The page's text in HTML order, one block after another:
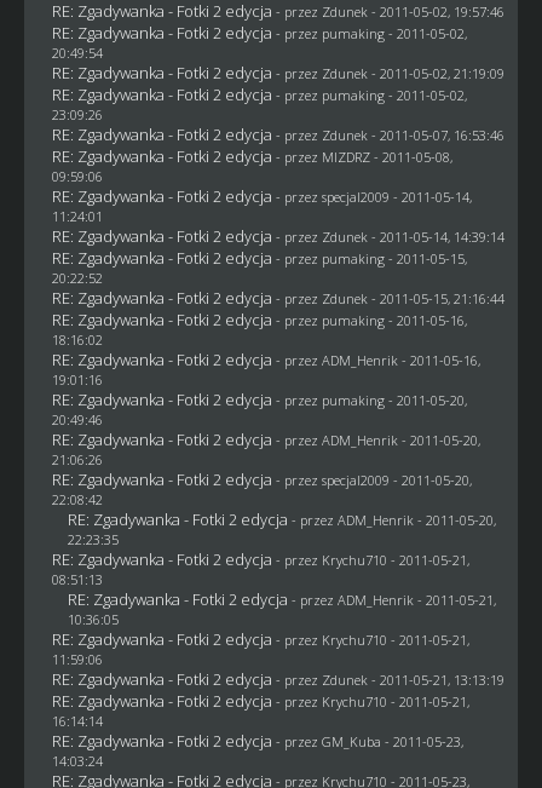
RE: Zgadywanka - Fotki 2 edycja - przez Zdunek - 2011-05-02, 19:57:46
RE: Zgadywanka - Fotki 2 edycja - przez pumaking- 2011-05-02,
20:49:54
RE: Zgadywanka - Fotki 2 edycja - przez Zdunek - 2011-05-02, 21:19:09
RE: Zgadywanka - Fotki 2 edycja - przez pumaking- 2011-05-02,
23:09:26
RE: Zgadywanka - Fotki 2 edycja - przez Zdunek - 2011-05-07, 16:53:46
RE: Zgadywanka - Fotki 2 edycja - przez MIZDRZ- 2011-05-08,
09:59:06
RE: Zgadywanka - Fotki 2 edycja - przez specjal2009 - 2011-05-14,
11:24:01
RE: Zgadywanka - Fotki 2 edycja - przez Zdunek - 2011-05-14, 14:39:14
RE: Zgadywanka - Fotki 2 edycja - przez pumaking- 2011-05-15,
20:22:52
RE: Zgadywanka - Fotki 2 edycja - przez Zdunek - 2011-05-15, 21:16:44
RE: Zgadywanka - Fotki 2 edycja - przez pumaking- 2011-05-16,
18:16:02
RE: Zgadywanka - Fotki 2 edycja - przez ADM_Henrik - 2011-05-16,
19:01:16
RE: Zgadywanka - Fotki 2 edycja - przez pumaking- 2011-05-20,
20:49:46
RE: Zgadywanka - Fotki 2 edycja - przez ADM_Henrik - 2011-05-20,
21:06:26
RE: Zgadywanka - Fotki 2 edycja - przez specjal2009 - 2011-05-20,
22:08:42
RE: Zgadywanka - Fotki 2 edycja - przez ADM_Henrik - 2011-05-20,
22:23:35
RE: Zgadywanka - Fotki 2 edycja - przez Krychu710 - 2011-05-21,
08:51:13
RE: Zgadywanka - Fotki 2 edycja - przez ADM_Henrik - 2011-05-21,
10:36:05
RE: Zgadywanka - Fotki 2 edycja - przez Krychu710 - 2011-05-21,
11:59:06
RE: Zgadywanka - Fotki 2 edycja - przez Zdunek - 2011-05-21, 13:13:19
RE: Zgadywanka - Fotki 2 edycja - przez Krychu710 - 2011-05-21,
16:14:14
RE: Zgadywanka - Fotki 2 edycja - przez GM_Kuba - 2011-05-23,
14:03:24
RE: Zgadywanka - Fotki 2 edycja - przez Krychu710 - 2011-05-23,